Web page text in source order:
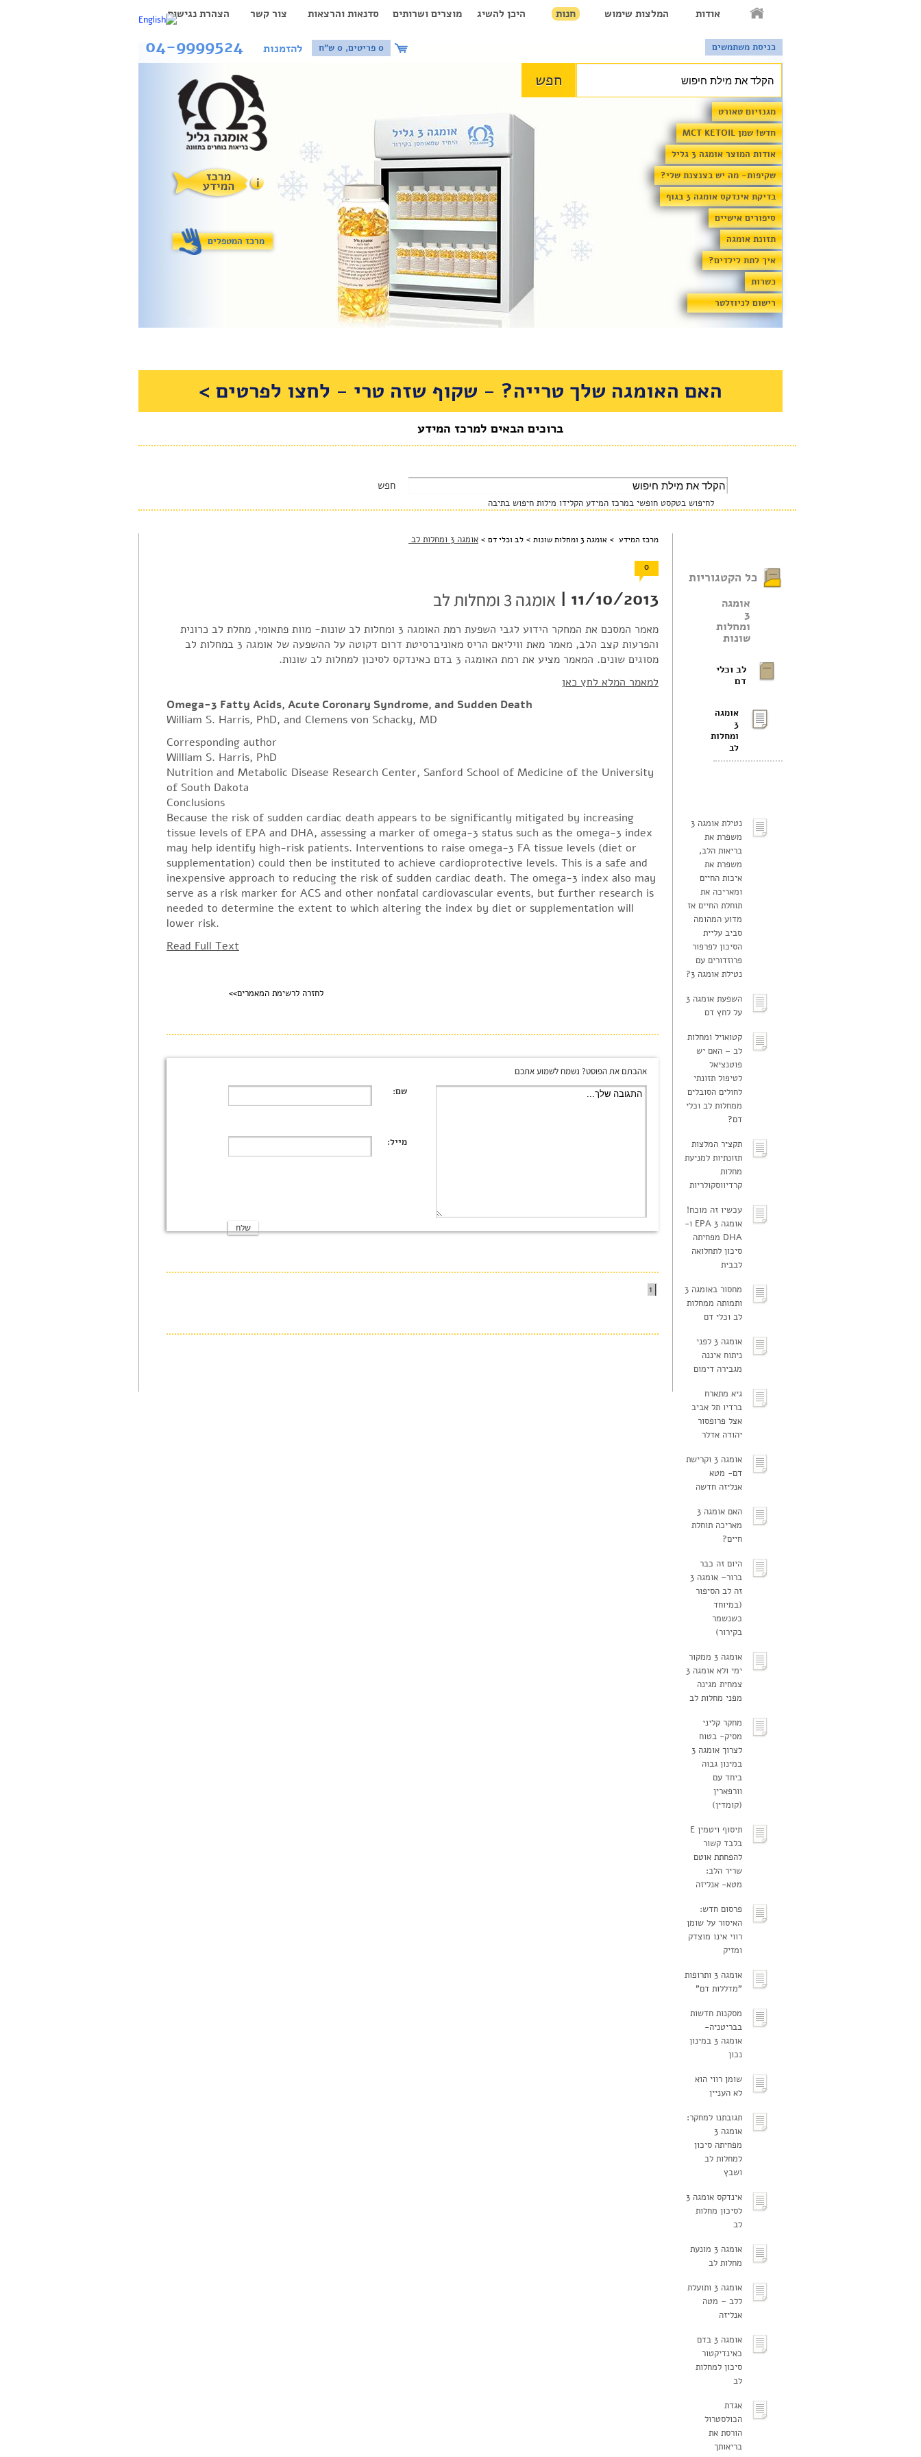
אודות המלצות שימוש חנות היכן להשיג מוצרים ושרותים סדנאות והרצאות צור קשר הצהרת נגישות
כניסת משתמשים 0 פריטים, 0 ש"ח להזמנות 04-9999524
מגנזיום טאורט
חדש! שמן MCT KETOIL
אודות המוצר אומגה 3 גליל
שקיפות- מה יש בצנצנת שלי?
בדיקת אינדקס אומגה 3 בגוף
סיפורים אישיים
תזונת אומגה
איך לתת לילדים?
כשרות
רישום לניוזלטר
מרכז המטפלים
האם האומגה שלך טרייה? - שקוף שזה טרי - לחצו לפרטים >
ברוכים הבאים למרכז המידע
לחיפוש בטקסט חופשי במרכז המידע הקלידו מילות חיפוש בתיבה
כל הקטגוריות
אומגה
3
ומחלות
שונות
לב וכלי
דם
אומגה
3
ומחלות
לב
נטילת אומגה 3
משפרת את
בריאות הלב,
משפרת את
איכות החיים
ומאריכה את
תוחלת החיים אז
מדוע המהומה
סביב עליית
הסיכון לפרפור
פרוזדורים עם
נטילת אומגה 3?
השפעת אומגה 3
על לחץ דם
קטואויל ומחלות
לב – האם יש
פוטנציאל
לטיפול תזונתי
לחולים הסובלים
ממחלות לב וכלי
דם?
תקציר המלצות
תזונתיות למניעת
מחלות
קרדיווסקולריות
עכשיו זה מוכח!
אומגה 3 EPA ו-
DHA מפחיתה
סיכון לתחלואה
לבבית
מחסור באומגה 3
ותמותה ממחלות
לב וכלי דם
אומגה 3 לפני
ניתוח איננה
מגבירה דימום
גיא מתארח
ברדיו תל אביב
אצל פרופסור
יהודה אדלר
אומגה 3 וקרישת
דם- מטא
אנליזה חדשה
האם אומגה 3
מאריכה תוחלת
חיים?
היום זה כבר
ברור– אומגה 3
זה לב הסיפור
(במיוחד
כשנשמר
בקירור)
אומגה 3 ממקור
ימי ולא אומגה 3
צמחית מגינה
מפני מחלות לב
מחקר קליני
מסיק- בטוח
לצרוך אומגה 3
במינון גבוה
ביחד עם
וורפארין
(קומדין)
תיסוף ויטמין E
בלבד קשור
להפחתת אוטם
שריר הלב:
מטא- אנליזה
פרסום חדש:
האיסור על שומן
רווי אינו מוצדק
ומזיק
אומגה 3 ותרופות
"מדללות דם"
מסקנות חדשות
בבריטניה-
אומגה 3 במינון
נכון
שומן רווי הוא
לא העניין
תגובתנו למחקר:
אומגה 3
מפחיתה סיכון
למחלות לב
ושבץ
אינדקס אומגה 3
לסיכון מחלות
לב
אומגה 3 מונעת
מחלות לב
אומגה 3 ותועלת
ללב – מטה
אנליזה
אומגה 3 בדם
כאינדיקטור
סיכון למחלות
לב
אגדת
הכולסטרול
הורסת את
בריאותך
מרכז המידע > אומגה 3 ומחלות שונות > לב וכלי דם > אומגה 3 ומחלות לב
0
11/10/2013 | אומגה 3 ומחלות לב
מאמר המסכם את המחקר הידוע לגבי השפעת רמת האומגה 3 ומחלות לב שונות- מוות פתאומי, מחלת לב כרונית
והפרעות קצב הלב, מאמר מאת וויליאם הריס מאוניברסיטת דרום דקוטה על ההשפעה של אומגה 3 במחלות לב
מסוגים שונים. המאמר מציע את רמת האומגה 3 בדם כאינדקס לסיכון למחלות לב שונות.
למאמר המלא לחץ כאן
Omega-3 Fatty Acids, Acute Coronary Syndrome, and Sudden Death
William S. Harris, PhD, and Clemens von Schacky, MD
Corresponding author
William S. Harris, PhD
Nutrition and Metabolic Disease Research Center, Sanford School of Medicine of the University
of South Dakota
Conclusions
Because the risk of sudden cardiac death appears to be significantly mitigated by increasing
tissue levels of EPA and DHA, assessing a marker of omega-3 status such as the omega-3 index
may help identify high-risk patients. Interventions to raise omega-3 FA tissue levels (diet or
supplementation) could then be instituted to achieve cardioprotective levels. This is a safe and
inexpensive approach to reducing the risk of sudden cardiac death. The omega-3 index also may
serve as a risk marker for ACS and other nonfatal cardiovascular events, but further research is
needed to determine the extent to which altering the index by diet or supplementation will
lower risk.
Read Full Text
לחזרה לרשימת המאמרים>>
אהבתם את הפוסט? נשמח לשמוע אתכם
שם:
מייל:
1